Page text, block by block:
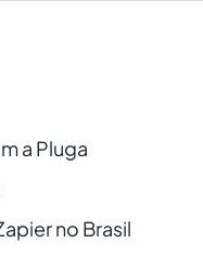
a Pluga
no Brasil